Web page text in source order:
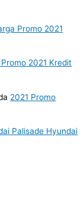
Promo 2021
2021 Kredit
2021 Promo
Palisade Hyundai